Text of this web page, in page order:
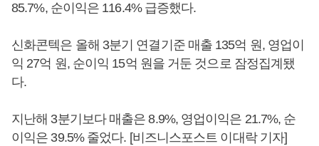
85.7%, 순이익은 116.4% 급증했다.
신화콘텍은 올해 3분기 연결기준 매출 135억 원, 영업이
익 27억 원, 순이익 15억 원을 거둔 것으로 잠정집계됐
다.
지난해 3분기보다 매출은 8.9%, 영업이익은 21.7%, 순
이익은 39.5% 줄었다. [비즈니스포스트 이대락 기자]